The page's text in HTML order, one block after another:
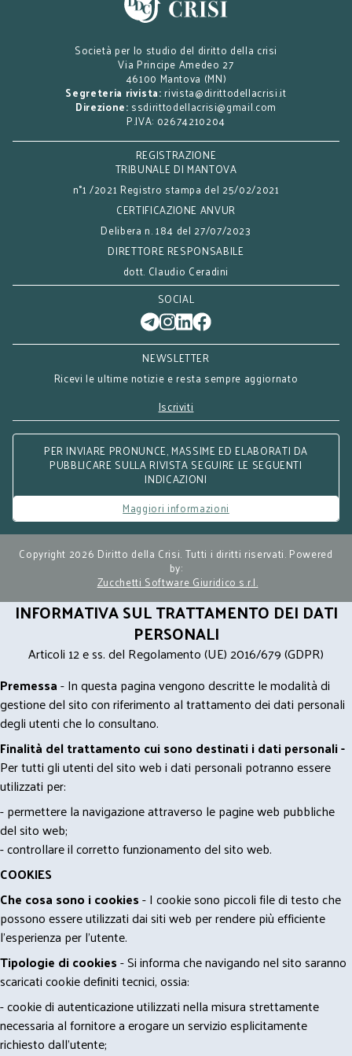
Società per lo studio del diritto della crisi
Via Principe Amedeo 27
46100 Mantova (MN)
Segreteria rivista: rivista@dirittodellacrisi.it
Direzione: ssdirittodellacrisi@gmail.com
P.IVA: 02674210204
REGISTRAZIONE
TRIBUNALE DI MANTOVA
n°1 /2021 Registro stampa del 25/02/2021
CERTIFICAZIONE ANVUR
Delibera n. 184 del 27/07/2023
DIRETTORE RESPONSABILE
dott. Claudio Ceradini
SOCIAL
NEWSLETTER
Ricevi le ultime notizie e resta sempre aggiornato
Iscriviti
PER INVIARE PRONUNCE, MASSIME ED ELABORATI DA
PUBBLICARE SULLA RIVISTA SEGUIRE LE SEGUENTI
INDICAZIONI
Maggiori informazioni
Copyright 2026 Diritto della Crisi. Tutti i diritti riservati. Powered
by:
Zucchetti Software Giuridico s.r.l.
INFORMATIVA SUL TRATTAMENTO DEI DATI
PERSONALI
Articoli 12 e ss. del Regolamento (UE) 2016/679 (GDPR)
Premessa- In questa pagina vengono descritte le modalità di
gestione del sito con riferimento al trattamento dei dati personali
degli utenti che lo consultano.
Finalità del trattamento cui sono destinati i dati personali -
Per tutti gli utenti del sito web i dati personali potranno essere
utilizzati per:
- permettere la navigazione attraverso le pagine web pubbliche
del sito web;
- controllare il corretto funzionamento del sito web.
COOKIES
Che cosa sono i cookies- I cookie sono piccoli file di testo che
possono essere utilizzati dai siti web per rendere più efficiente
l'esperienza per l'utente.
Tipologie di cookies- Si informa che navigando nel sito saranno
scaricati cookie definiti tecnici, ossia:
- cookie di autenticazione utilizzati nella misura strettamente
necessaria al fornitore a erogare un servizio esplicitamente
richiesto dall'utente;